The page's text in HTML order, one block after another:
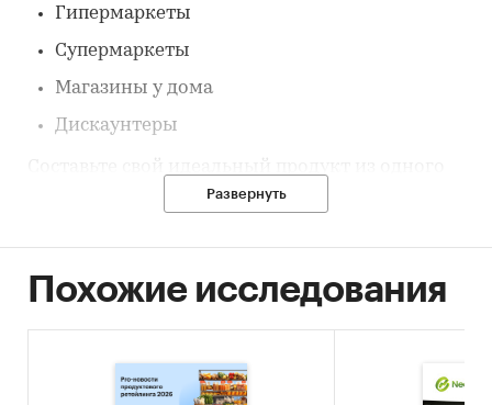
Гипермаркеты
Супермаркеты
Магазины у дома
Дискаунтеры
или нескольких разделов.
Рынок
Развернуть
Похожие исследования